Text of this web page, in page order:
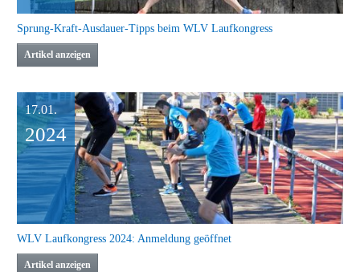
Sprung-Kraft-Ausdauer-Tipps beim WLV Laufkongress
Artikel anzeigen
17.01.
2024
WLV Laufkongress 2024: Anmeldung geöffnet
Artikel anzeigen